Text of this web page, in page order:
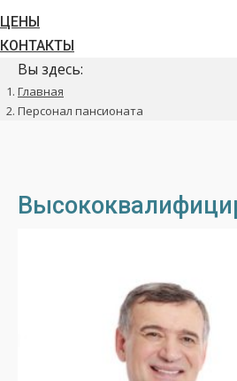
ЦЕНЫ
КОНТАКТЫ
Вы здесь:
Главная
Персонал пансионата